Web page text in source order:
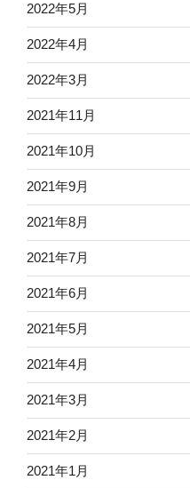
2022年5月
2022年4月
2022年3月
2021年11月
2021年10月
2021年9月
2021年8月
2021年7月
2021年6月
2021年5月
2021年4月
2021年3月
2021年2月
2021年1月